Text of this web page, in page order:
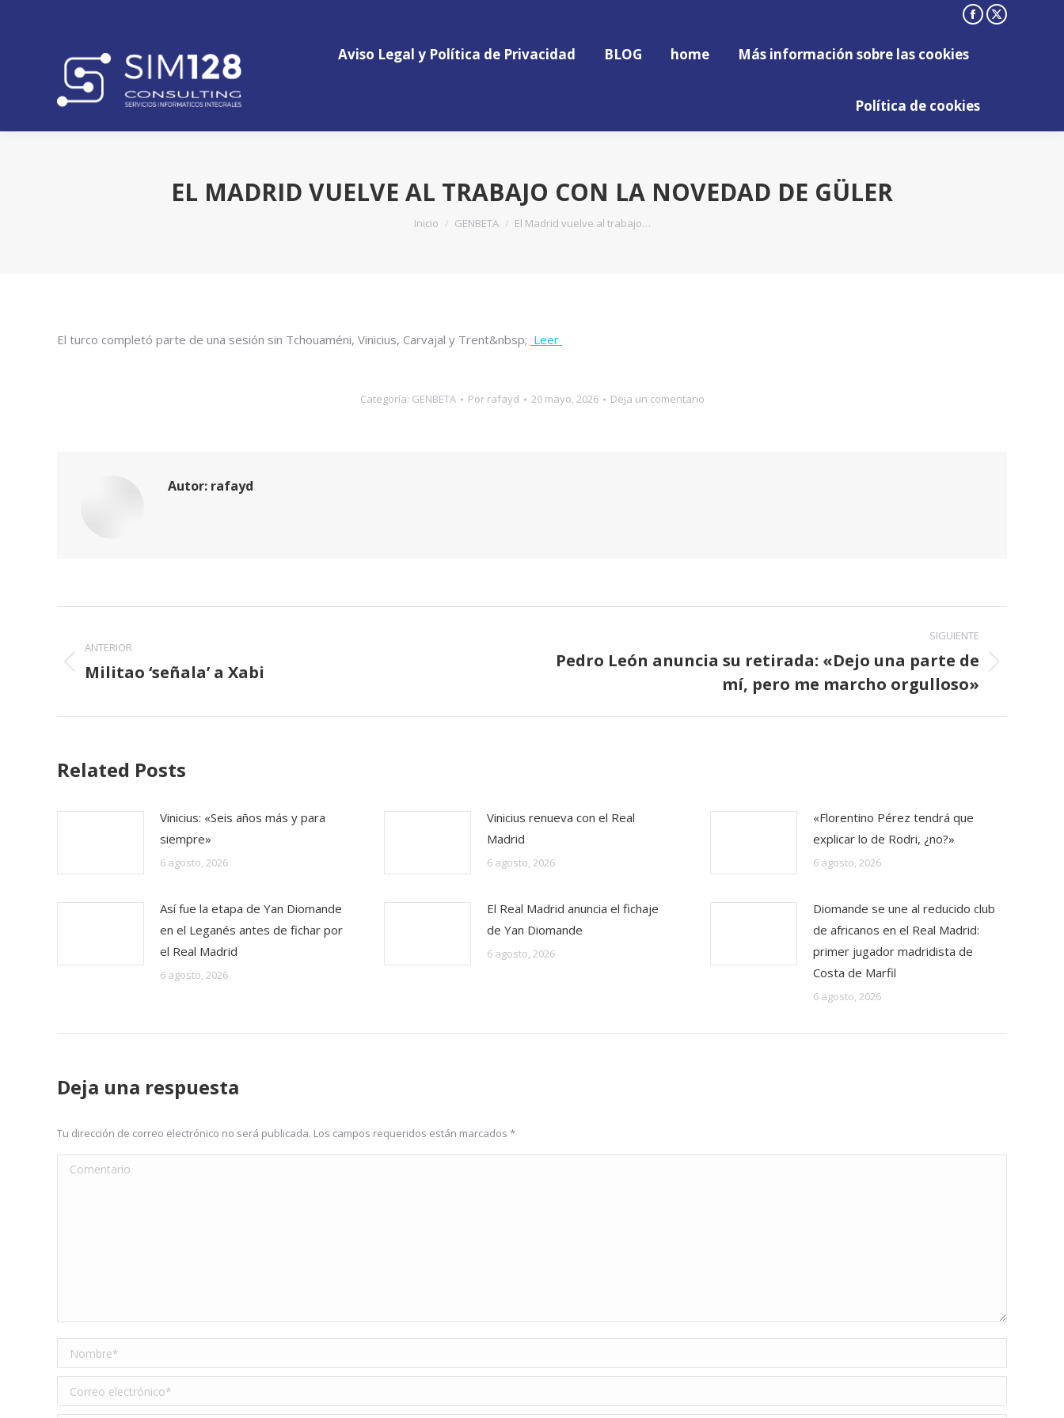
Facebook
new
X
Aviso Legal y Política de Privacidad BLOG home Más información sobre las cookies
Política de cookies
EL MADRID VUELVE AL TRABAJO CON LA NOVEDAD DE GÜLER
Estás aquí:
Inicio GENBETA El Madrid vuelve al trabajo…
El turco completó parte de una sesión sin Tchouaméni, Vinicius, Carvajal y Trent&nbsp; Leer
Categoría: GENBETA Por rafayd 20 mayo, 2026 Deja un comentario
Autor: rafayd
entre
ANTERIOR
Publicación
Militao ‘señala’ a Xabi
SIGUIENTE
Publicación
Pedro León anuncia su retirada: «Dejo una parte de
mí, pero me marcho orgulloso»
Related Posts
Vinicius: «Seis años más y para
siempre»
6 agosto, 2026
Vinicius renueva con el Real
Madrid
6 agosto, 2026
«Florentino Pérez tendrá que
explicar lo de Rodri, ¿no?»
6 agosto, 2026
Así fue la etapa de Yan Diomande
en el Leganés antes de fichar por
el Real Madrid
6 agosto, 2026
El Real Madrid anuncia el fichaje
de Yan Diomande
6 agosto, 2026
Diomande se une al reducido club
de africanos en el Real Madrid:
primer jugador madridista de
Costa de Marfil
6 agosto, 2026
Deja una respuesta
Tu dirección de correo electrónico no será publicada. Los campos requeridos están marcados *
Comentario
Nombre *
Correo electrónico *
Más información sobre las cookies